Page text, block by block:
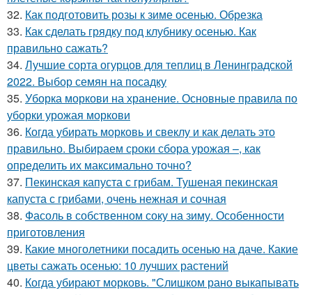
32. Как подготовить розы к зиме осенью. Обрезка
33. Как сделать грядку под клубнику осенью. Как
правильно сажать?
34. Лучшие сорта огурцов для теплиц в Ленинградской
2022. Выбор семян на посадку
35. Уборка моркови на хранение. Основные правила по
уборки урожая моркови
36. Когда убирать морковь и свеклу и как делать это
правильно. Выбираем сроки сбора урожая –, как
определить их максимально точно?
37. Пекинская капуста с грибам. Тушеная пекинская
капуста с грибами, очень нежная и сочная
38. Фасоль в собственном соку на зиму. Особенности
приготовления
39. Какие многолетники посадить осенью на даче. Какие
цветы сажать осенью: 10 лучших растений
40. Когда убирают морковь. "Слишком рано выкапывать